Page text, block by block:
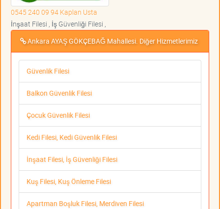
0545 240 09 94 Kaplan Usta
İnşaat Filesi , İş Güvenliği Filesi ,
Ankara AYAŞ GÖKÇEBAĞ Mahallesi. Diğer Hizmetlerimiz
Güvenlik Filesi
Balkon Güvenlik Filesi
Çocuk Güvenlik Filesi
Kedi Filesi, Kedi Güvenlik Filesi
İnşaat Filesi, İş Güvenliği Filesi
Kuş Filesi, Kuş Önleme Filesi
Apartman Boşluk Filesi, Merdiven Filesi